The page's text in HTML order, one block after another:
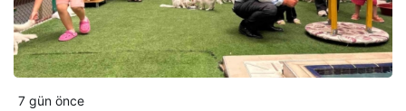
7 gün önce